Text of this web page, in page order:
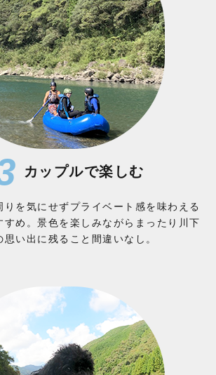
カップルで楽しむ
りを気にせずプライベート感を味わえる
すめ。景色を楽しみながらまったり川下
思い出に残ること間違いなし。